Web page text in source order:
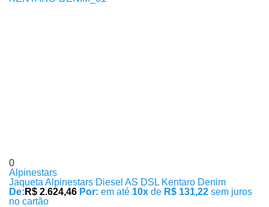
0
Alpinestars
Jaqueta Alpinestars Diesel AS DSL Kentaro Denim
De: R$ 2.624,46 Por: em até 10x de R$ 131,22 sem juros
no cartão